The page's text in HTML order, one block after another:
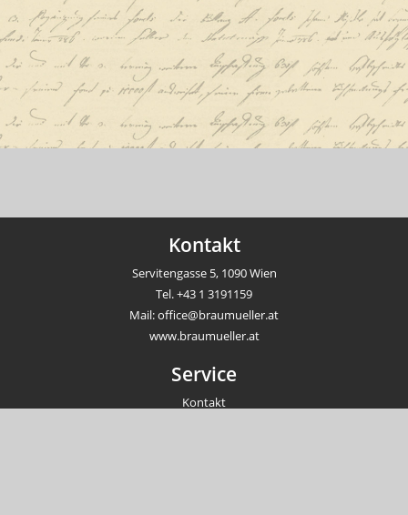
Kontakt
Servitengasse 5, 1090 Wien
Tel.+43 1 3191159
Mail:office@braumueller.at
www.braumueller.at
Service
Kontakt